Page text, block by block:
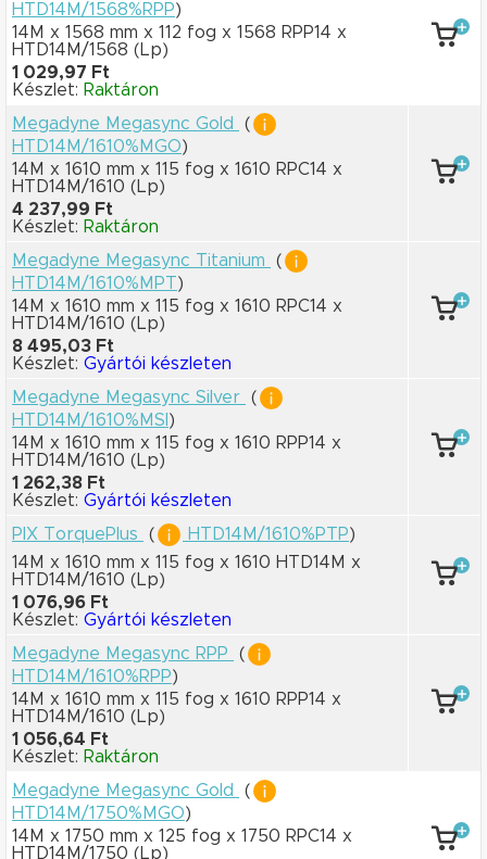
HTD14M/1568%RPP)
14M x 1568 mm x 112 fog x 1568 RPP14 x
HTD14M/1568 (Lp)
1 029,97 Ft
Készlet: Raktáron
Megadyne Megasync Gold
(
HTD14M/1610%MGO)
14M x 1610 mm x 115 fog x 1610 RPC14 x
HTD14M/1610 (Lp)
4 237,99 Ft
Készlet: Raktáron
Megadyne Megasync Titanium
(
HTD14M/1610%MPT)
14M x 1610 mm x 115 fog x 1610 RPC14 x
HTD14M/1610 (Lp)
8 495,03 Ft
Készlet: Gyártói készleten
Megadyne Megasync Silver
(
HTD14M/1610%MSI )
14M x 1610 mm x 115 fog x 1610 RPP14 x
HTD14M/1610 (Lp)
1 262,38 Ft
Készlet: Gyártói készleten
PIX TorquePlus
( HTD14M/1610%PTP)
14M x 1610 mm x 115 fog x 1610 HTD14M x
HTD14M/1610 (Lp)
1 076,96 Ft
Készlet: Gyártói készleten
Megadyne Megasync RPP
(
HTD14M/1610%RPP)
14M x 1610 mm x 115 fog x 1610 RPP14 x
HTD14M/1610 (Lp)
1 056,64 Ft
Készlet: Raktáron
Megadyne Megasync Gold
(
HTD14M/1750%MGO)
14M x 1750 mm x 125 fog x 1750 RPC14 x
HTD14M/1750 (Lp)